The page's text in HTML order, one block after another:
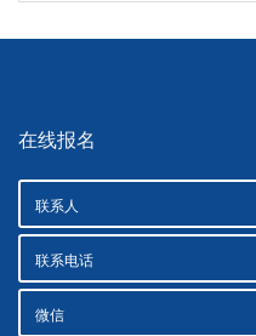
在线报名